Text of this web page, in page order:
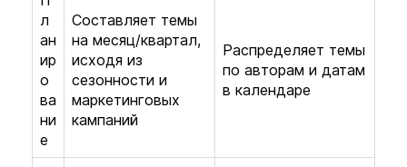
л
ан
ир
о
ва
ни
е
Составляет темы
на месяц/квартал,
исходя из
сезонности и
маркетинговых
кампаний
Распределяет темы
по авторам и датам
в календаре